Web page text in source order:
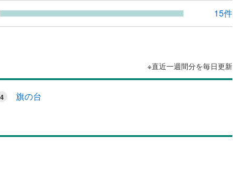
15件
※直近一週間分を毎日更新
旗の台